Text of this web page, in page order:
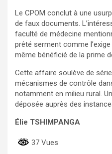
Le CPOM conclut à une
de faux documents.
faculté de médecine
prêté serment comme
même bénéficié de la prime
Cette affaire soulève de
mécanismes de contrôle
notamment en milieu rural.
déposée auprès des
Élie TSHIMPANGA
37 Vues